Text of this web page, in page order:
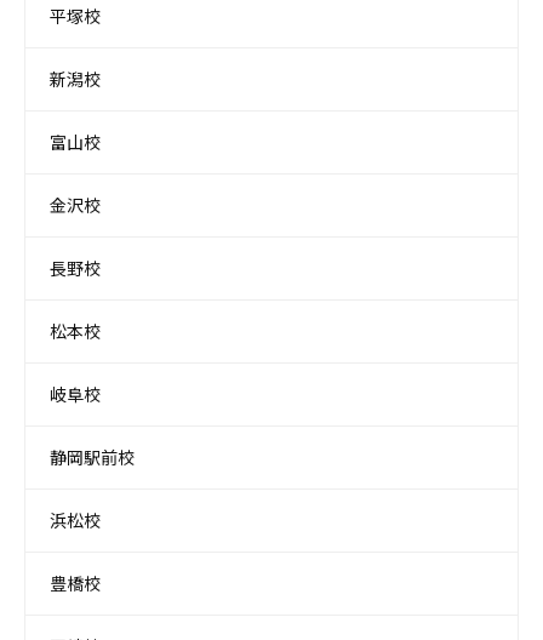
平塚校
新潟校
富山校
金沢校
長野校
松本校
岐阜校
静岡駅前校
浜松校
豊橋校